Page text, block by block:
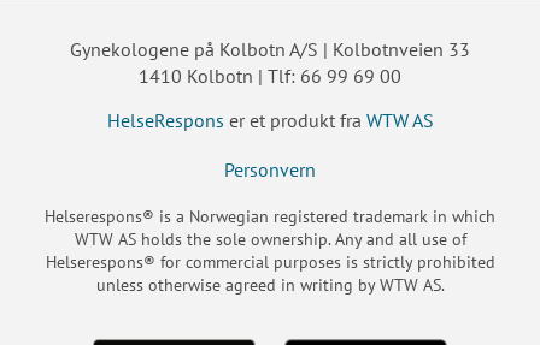
Gynekologene på Kolbotn A/S | Kolbotnveien 33
1410 Kolbotn | Tlf: 66 99 69 00
HelseRespons er et produkt fra WTW AS
Personvern
Helserespons® is a Norwegian registered trademark in which
WTW AS holds the sole ownership. Any and all use of
Helserespons® for commercial purposes is strictly prohibited
unless otherwise agreed in writing by WTW AS.